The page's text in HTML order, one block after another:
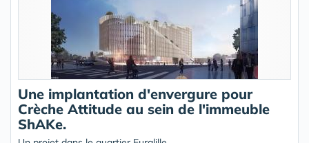
Une implantation d'envergure pour
Crèche Attitude au sein de l'immeuble
ShAKe.